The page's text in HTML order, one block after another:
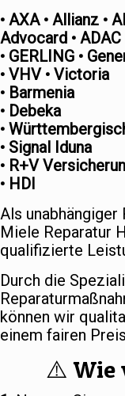
• AXA • Allianz •
Advocard • ADAC
• GERLING •
• VHV • Victoria
• Barmenia
• Debeka
•
• Signal Iduna
• R+V
• HDI
Als
Miele Reparatur
qualifizierte
Durch die
können wir
einem fairen
⚠️ Wie